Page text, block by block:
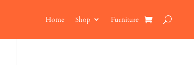
Home Shop Furniture